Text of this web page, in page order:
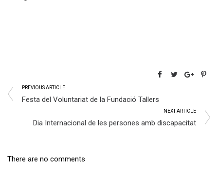
PREVIOUS ARTICLE
Festa del Voluntariat de la Fundació Tallers
NEXT ARTICLE
Dia Internacional de les persones amb discapacitat
There are no comments